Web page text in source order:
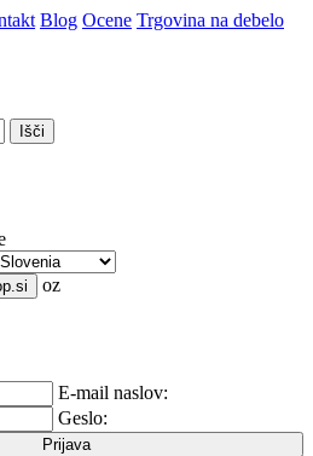
Blog Ocene Trgovina na debelo
Išči
oz
E-mail naslov:
Geslo:
Prijava